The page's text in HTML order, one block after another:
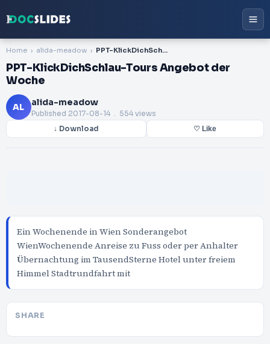
Home alida-meadow PPT-KlickDichSchlau-Tours Angebot der Woche
PPT-KlickDichSchlau-Tours Angebot der
Woche
AL alida-meadow
Published 2017-08-14 . 554 views
↓ Download ♡ Like
Ein Wochenende in Wien Sonderangebot
WienWochenende Anreise zu Fuss oder per Anhalter
Übernachtung im TausendSterne Hotel unter freiem
Himmel Stadtrundfahrt mit
SHARE